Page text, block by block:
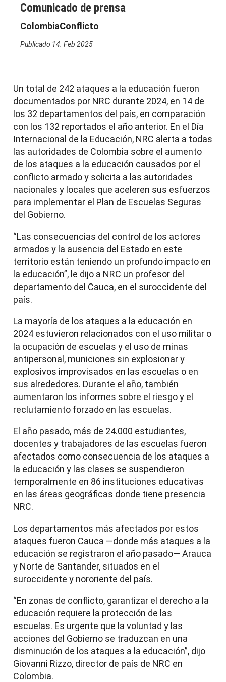
Comunicado de prensa
ColombiaConflicto
Publicado 14. Feb 2025
Un total de 242 ataques a la educación fueron
documentados por NRC durante 2024, en 14 de
los 32 departamentos del país, en comparación
con los 132 reportados el año anterior. En el Día
Internacional de la Educación, NRC alerta a todas
las autoridades de Colombia sobre el aumento
de los ataques a la educación causados por el
conflicto armado y solicita a las autoridades
nacionales y locales que aceleren sus esfuerzos
para implementar el Plan de Escuelas Seguras
del Gobierno.
“Las consecuencias del control de los actores
armados y la ausencia del Estado en este
territorio están teniendo un profundo impacto en
la educación”, le dijo a NRC un profesor del
departamento del Cauca, en el suroccidente del
país.
La mayoría de los ataques a la educación en
2024 estuvieron relacionados con el uso militar o
la ocupación de escuelas y el uso de minas
antipersonal, municiones sin explosionar y
explosivos improvisados en las escuelas o en
sus alrededores. Durante el año, también
aumentaron los informes sobre el riesgo y el
reclutamiento forzado en las escuelas.
El año pasado, más de 24.000 estudiantes,
docentes y trabajadores de las escuelas fueron
afectados como consecuencia de los ataques a
la educación y las clases se suspendieron
temporalmente en 86 instituciones educativas
en las áreas geográficas donde tiene presencia
NRC.
Los departamentos más afectados por estos
ataques fueron Cauca —donde más ataques a la
educación se registraron el año pasado— Arauca
y Norte de Santander, situados en el
suroccidente y nororiente del país.
“En zonas de conflicto, garantizar el derecho a la
educación requiere la protección de las
escuelas. Es urgente que la voluntad y las
acciones del Gobierno se traduzcan en una
disminución de los ataques a la educación”, dijo
Giovanni Rizzo, director de país de NRC en
Colombia.